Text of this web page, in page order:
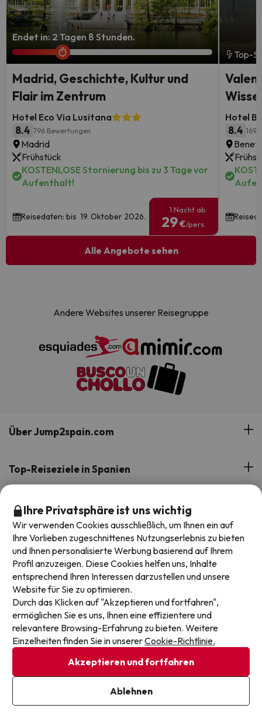
Endet in: 2 Tagen 8 Stunden.
Madrid, Geschichte, Kultur und
Flair im Zentrum
Hotel Eco Via Lusitana
8.4 796 Bewertungen
Madrid
Frühstück
KOSTENLOSE Stornierung bis zu 3 Tage vor
Aufenthalt!
Reisedaten: bis 19. Oktober 2026.
1 Nacht ab
29€/pers.
Top-
Hotel
8.4
Alle Angebote sehen
Andere Websites unserer Reisegruppe
Über Jump2spain.com
Bewertungen
Unser Team
Unsere Reisegruppe
Support im Urlaub
Top-Reiseziele in Spanien
Angebote in Málaga
Angebote in Andalusien
Angebote auf den Kanaren
Top Deals
All-Inclusive-Hotels
Inselhotels in Spanien
Hotels mit Wasserpark in Spanien
Hotelangebote mit Familienrabatten
Buchen Sie Ihr Schnäppchen bei Jump2spain.com
Wie man auf Jump2spain.com bucht
Faqs
Kontakt
Wir akzeptieren
Impressum und AGB's
Datenschutz
Ihre Privatsphäre ist uns wichtig
Wir verwenden Cookies ausschließlich, um Ihnen ein auf
Ihre Vorlieben zugeschnittenes Nutzungserlebnis zu bieten
und Ihnen personalisierte Werbung basierend auf Ihrem
Profil anzuzeigen. Diese Cookies helfen uns, Inhalte
entsprechend Ihren Interessen darzustellen und unsere
Website für Sie zu optimieren.
Durch das Klicken auf "Akzeptieren und fortfahren",
ermöglichen Sie es uns, Ihnen eine effizientere und
relevantere Browsing-Erfahrung zu bieten. Weitere
Einzelheiten finden Sie in unsererCookie-Richtlinie.
Akzeptieren und fortfahren
Ablehnen